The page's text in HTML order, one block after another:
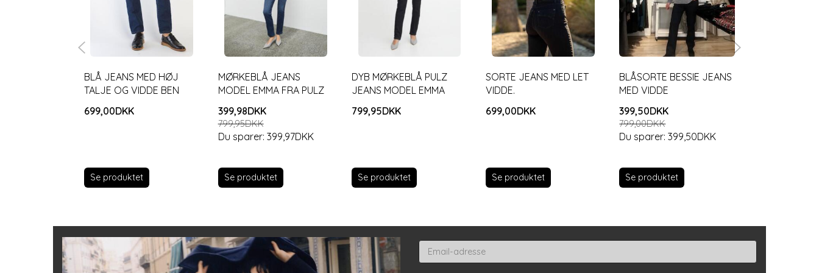
BLÅ JEANS MED HØJ
TALJE OG VIDDE BEN
699,00DKK
Se produktet
MØRKEBLÅ JEANS
MODEL EMMA FRA PULZ
399,98DKK
799,95DKK
Du sparer: 399,97DKK
Se produktet
DYB MØRKEBLÅ PULZ
JEANS MODEL EMMA
799,95DKK
Se produktet
SORTE JEANS MED LET
VIDDE.
699,00DKK
Se produktet
BLÅSORTE BESSIE JEANS
MED VIDDE
399,50DKK
799,00DKK
Du sparer:399,50DKK
Se produktet
Email-
adresse